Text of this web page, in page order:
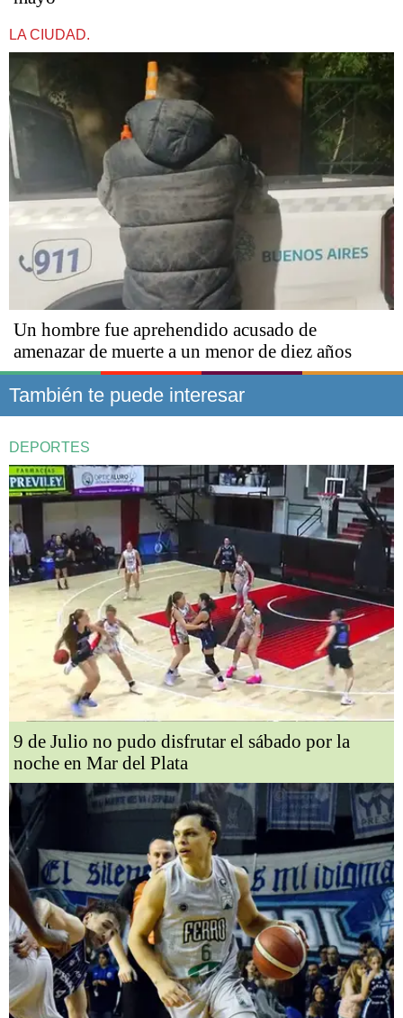
LA CIUDAD.
Un hombre fue aprehendido acusado de
amenazar de muerte a un menor de diez años
También te puede interesar
DEPORTES
9 de Julio no pudo disfrutar el sábado por la
noche en Mar del Plata